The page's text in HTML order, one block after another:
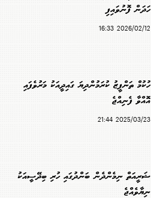
ހަދަން ފޮނުވައިފި
2026/02/12 16:33
ހުކުމް ތަންފީޒު ކުރަމުންދިޔަ ގައިދީއަކު މަރުވެފައި
އޮއްވާ ފެނިއްޖެ
2025/03/23 21:44
ޝަރީއަތް ނިމެންދެން ބަންދުގައި ހުރި ބިދޭސީއަކު
ނިޔާވެއްޖެ